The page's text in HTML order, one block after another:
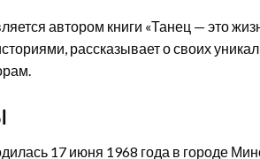
автором книги «Танец — это
рассказывает о своих
17 июня 1968 года в городе